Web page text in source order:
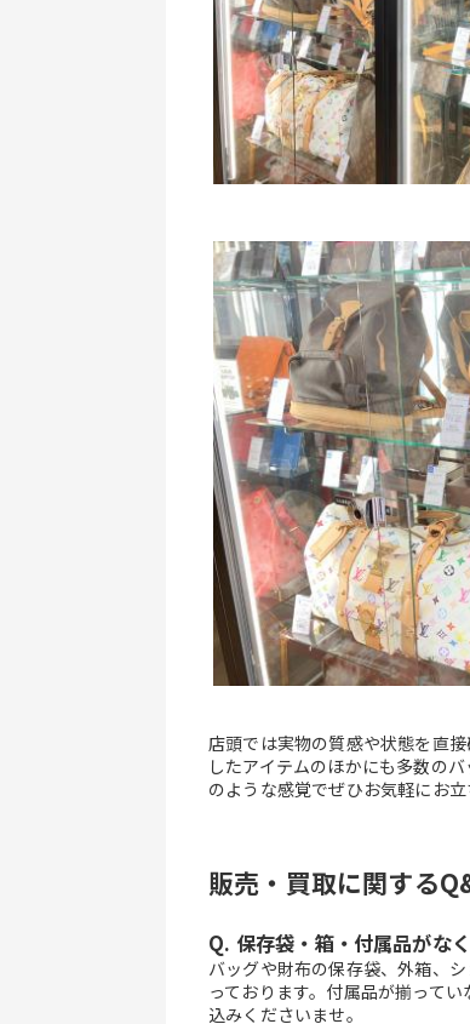
店頭では実物の質感や状態を直
したアイテムのほかにも多数の
のような感覚でぜひお気軽にお立
販売・買取に関する
Q. 保存袋・箱・付属品がな
バッグや財布の保存袋、外箱、
っております。付属品が揃って
込みくださいませ。